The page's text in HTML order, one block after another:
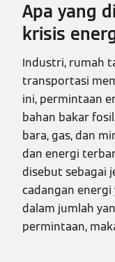
Apa yang
krisis
Industri, rumah
transportasi
ini, permintaan
bahan bakar
bara, gas, dan
dan energi
disebut sebagai
cadangan
dalam jumlah
permintaan,